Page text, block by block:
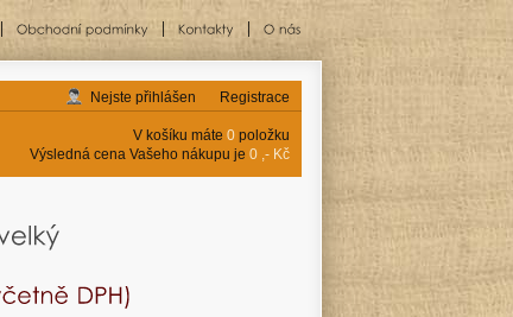
Registrace
Nejste přihlášen
V košíku máte 0 položku
Výsledná cena Vašeho nákupu je 0 ,- Kč